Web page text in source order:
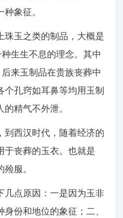
象征。
珠玉之类的制品，大概是
生生不息的理念。其中
来玉制品在贵族丧葬中
个孔窍如耳鼻等均用玉制
精气不外泄。
到西汉时代，随着经济的
于丧葬的玉衣。也就是
服。
几点原因：一是因为玉非
份和地位的象征；二、